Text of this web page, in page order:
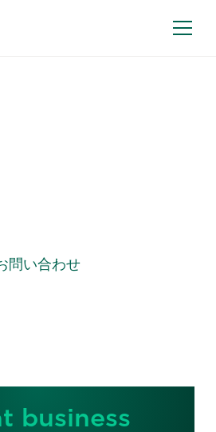
問い合わせ
business